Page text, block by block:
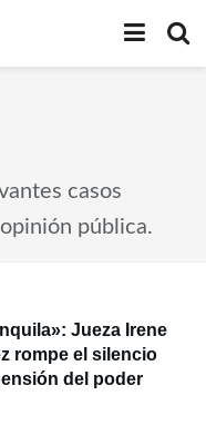
casos
pública.
Jueza Irene
rompe el silencio
del poder